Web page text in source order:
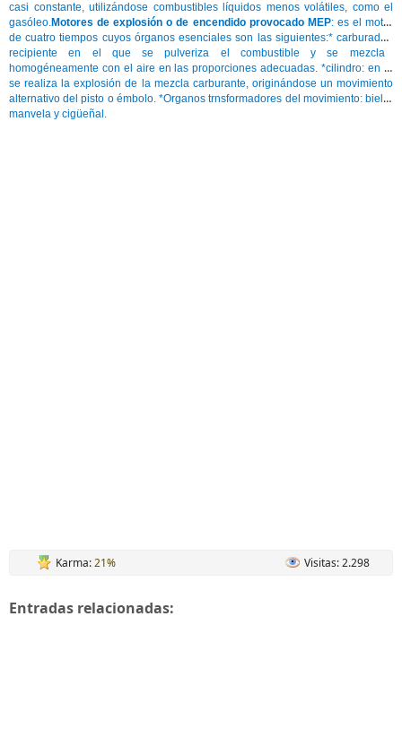
casi constante, utilizándose combustibles líquidos menos volátiles, como el
gasóleo.Motores de explosión o de encendido provocado MEP: es el motor
de cuatro tiempos cuyos órganos esenciales son las siguientes:* carburador:
recipiente en el que se pulveriza el combustible y se mezcla
homogéneamente con el aire en las proporciones adecuadas. *cilindro:en el
se realiza la explosión de la mezcla carburante, originándose un movimiento
alternativo del pisto o émbolo. *Organos trnsformadores del movimiento: biela-
manvela y cigüeñal.
Karma:21% Visitas: 2.298
Entradas relacionadas: